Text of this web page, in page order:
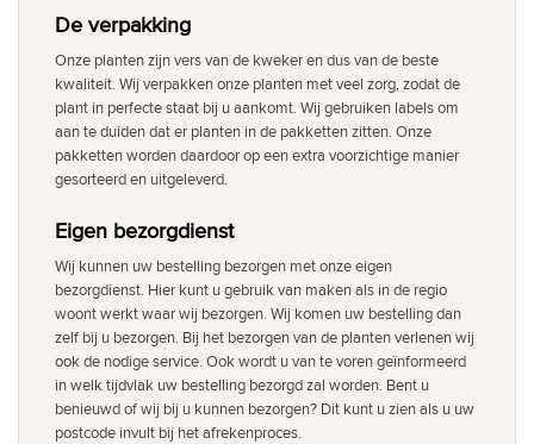
De verpakking
Onze planten zijn vers van de kweker en dus van de beste
kwaliteit. Wij verpakken onze planten met veel zorg, zodat de
plant in perfecte staat bij u aankomt. Wij gebruiken labels om
aan te duiden dat er planten in de pakketten zitten. Onze
pakketten worden daardoor op een extra voorzichtige manier
gesorteerd en uitgeleverd.
Eigen bezorgdienst
Wij kunnen uw bestelling bezorgen met onze eigen
bezorgdienst. Hier kunt u gebruik van maken als in de regio
woont werkt waar wij bezorgen. Wij komen uw bestelling dan
zelf bij u bezorgen. Bij het bezorgen van de planten verlenen wij
ook de nodige service. Ook wordt u van te voren geïnformeerd
in welk tijdvlak uw bestelling bezorgd zal worden. Bent u
benieuwd of wij bij u kunnen bezorgen? Dit kunt u zien als u uw
postcode invult bij het afrekenproces.